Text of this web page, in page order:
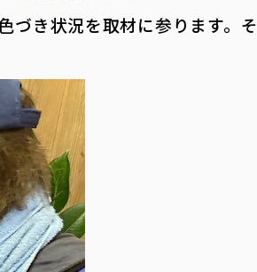
づき状況を取材に参ります。そ